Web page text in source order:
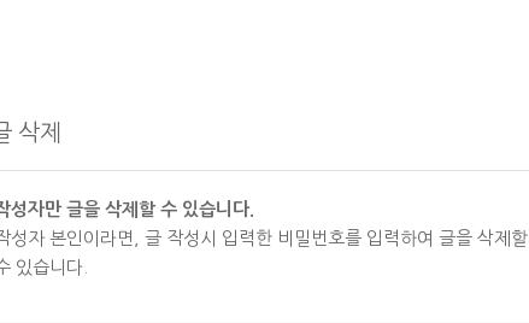
삭제
성자만 글을 삭제할 수 있습니다.
성자 본인이라면, 글 작성시 입력한 비밀번호를 입력하여 글을 삭제할
있습니다.